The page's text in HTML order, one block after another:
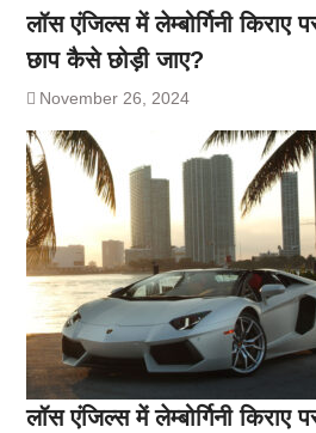
लॉस एंजिल्स में लेम्बोर्गिनी किराए
छाप कैसे छोड़ी जाए?
November 26, 2024
लॉस एंजिल्स में लेम्बोर्गिनी किराए